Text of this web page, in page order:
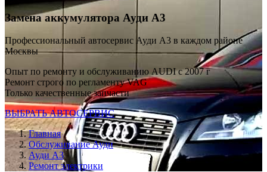
Замена аккумулятора Ауди А3
Профессиональный автосервис Ауди А3 в каждом районе
Москвы
Опыт по ремонту и обслуживанию AUDI с 2007 г
Ремонт строго по регламенту VAG
Только качественные запчасти
ВЫБРАТЬ АВТОСЕРВИС
Главная
Обслуживание Ауди
Ауди А3
Ремонт электрики